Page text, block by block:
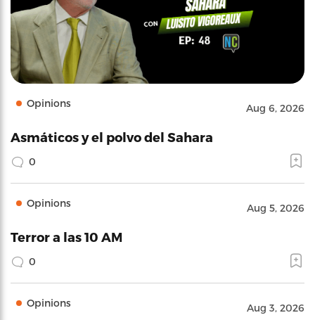
Opinions Aug 6, 2026
Asmáticos y el polvo del Sahara
0
Opinions Aug 5, 2026
Terror a las 10 AM
0
Opinions Aug 3, 2026